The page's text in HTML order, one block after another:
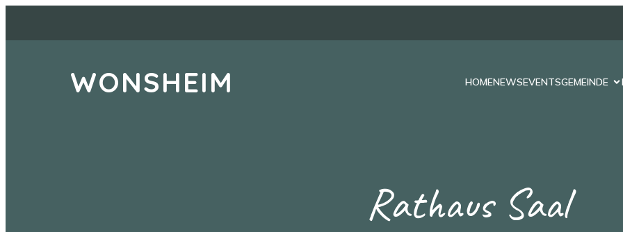
WONSHEIM HOMENEWSEVENTSGEMEINDE
Rathaus Saal